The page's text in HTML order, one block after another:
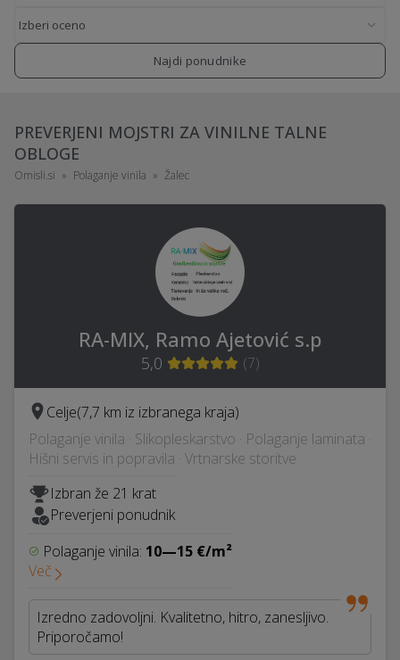
Najdi ponudnike
PREVERJENI MOJSTRI ZA VINILNE TALNE
OBLOGE
Omisli.si Polaganje vinila Žalec
RA-MIX, Ramo Ajetović s.p
5,0 (7)
Celje(7,7 km iz izbranega kraja)
Polaganje vinila · Slikopleskarstvo · Polaganje laminata ·
Hišni servis in popravila · Vrtnarske storitve
Izbran že 21 krat
Preverjeni ponudnik
Polaganje vinila: 10—15 €/m²
Več
Izredno zadovoljni. Kvalitetno, hitro, zanesljivo.
Priporočamo!